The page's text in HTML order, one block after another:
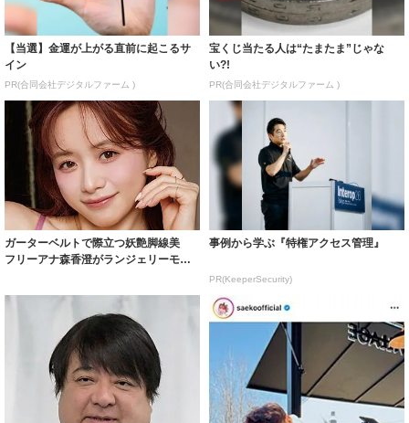
【当選】金運が上がる直前に起こるサ
イン
PR(合同会社デジタルファーム )
宝くじ当たる人は“たまたま”じゃな
い?!
PR(合同会社デジタルファーム )
ガーターベルトで際立つ妖艶脚線美
フリーアナ森香澄がランジェリーモデ
事例から学ぶ『特権アクセス管理』
PR(KeeperSecurity)